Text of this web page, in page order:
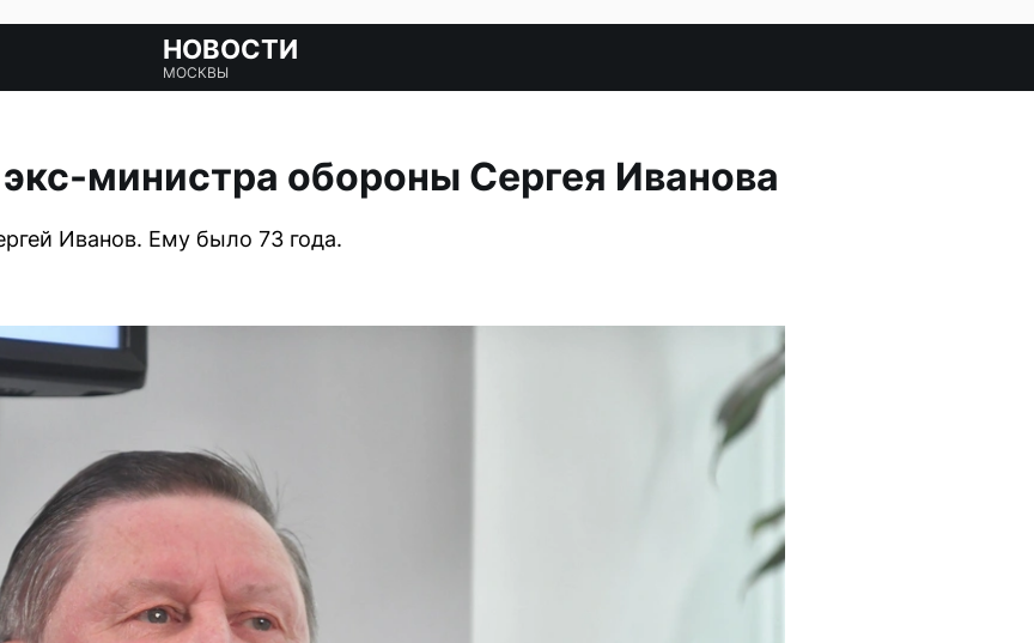
НОВОСТИ
МОСКВЫ
министра обороны Сергея Иванова
Иванов. Ему было 73 года.